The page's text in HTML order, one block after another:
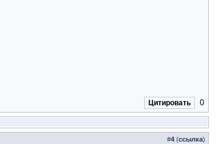
Цитировать 0
#4 (ссылка)